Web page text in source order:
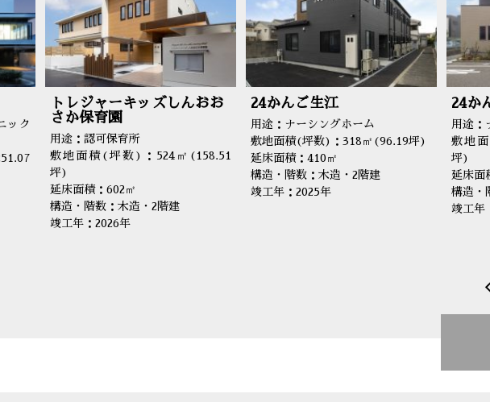
ック
トレジャーキッズしんおお
さか保育園
用途：認可保育所
敷地面積(坪数)：524㎡(158.51
坪)
延床面積：602㎡
構造・階数：木造・2階建
竣工年：2026年
24かんご生江
用途：ナーシングホーム
敷地面積(坪数)：318㎡(96.19坪)
延床面積：410㎡
構造・階数：木造・2階建
竣工年：2025年
24か
用途：
敷地
坪)
延床面
構造・
竣工年